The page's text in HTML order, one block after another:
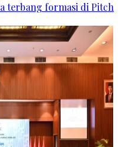
terbang formasi di Pitch